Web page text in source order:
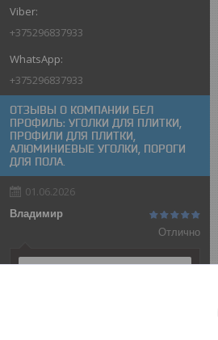
+375296837933
+375296837933
ОТЗЫВЫ О КОМПАНИИ БЕЛ
ПРОФИЛЬ: УГОЛКИ ДЛЯ ПЛИТКИ,
ПРОФИЛИ ДЛЯ ПЛИТКИ,
АЛЮМИНИЕВЫЕ УГОЛКИ, ПОРОГИ
ДЛЯ ПОЛА.
01.06.2026
Владимир
Отлично